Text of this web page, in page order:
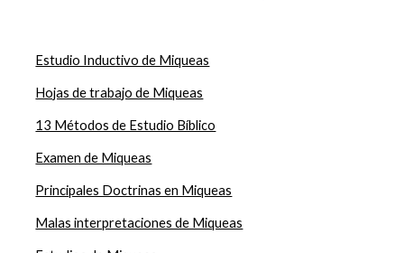
Estudio Inductivo de Miqueas
Hojas de trabajo de Miqueas
13 Métodos de Estudio Bíblico
Examen de Miqueas
Principales Doctrinas en Miqueas
Malas interpretaciones de Miqueas